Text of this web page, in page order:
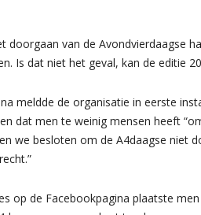
doorgaan van de Avondvierdaagse
Is dat niet het geval, kan de editie
meldde de organisatie in eerste
dat men te weinig mensen heeft
we besloten om de A4daagse niet
op de Facebookpagina plaatste